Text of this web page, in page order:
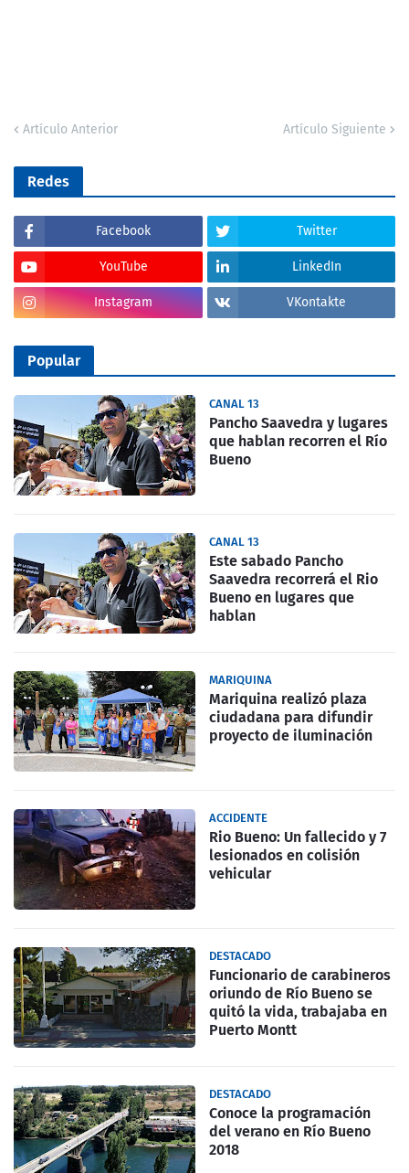
Artículo Anterior Artículo Siguiente
Redes
Facebook Twitter
YouTube LinkedIn
Instagram VKontakte
Popular
CANAL 13
Pancho Saavedra y lugares
que hablan recorren el Río
Bueno
CANAL 13
Este sabado Pancho
Saavedra recorrerá el Rio
Bueno en lugares que
hablan
MARIQUINA
Mariquina realizó plaza
ciudadana para difundir
proyecto de iluminación
ACCIDENTE
Rio Bueno: Un fallecido y 7
lesionados en colisión
vehicular
DESTACADO
Funcionario de carabineros
oriundo de Río Bueno se
quitó la vida, trabajaba en
Puerto Montt
DESTACADO
Conoce la programación
del verano en Río Bueno
2018